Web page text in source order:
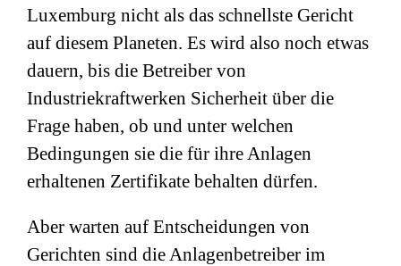
Luxemburg nicht als das schnellste Gericht
auf diesem Planeten. Es wird also noch etwas
dauern, bis die Betreiber von
Industriekraftwerken Sicherheit über die
Frage haben, ob und unter welchen
Bedingungen sie die für ihre Anlagen
erhaltenen Zertifikate behalten dürfen.
Aber warten auf Entscheidungen von
Gerichten sind die Anlagenbetreiber im